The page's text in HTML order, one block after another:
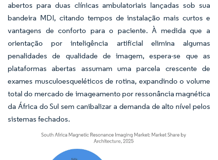
abertos para duas clínicas ambulatoriais lançadas sob sua
bandeira MDI, citando tempos de instalação mais curtos e
vantagens de conforto para o paciente. À medida que a
orientação por inteligência artificial elimina algumas
penalidades de qualidade de imagem, espera-se que as
plataformas abertas assumam uma parcela crescente de
exames musculoesqueléticos de rotina, expandindo o volume
total do mercado de imageamento por ressonância magnética
da África do Sul sem canibalizar a demanda de alto nível pelos
sistemas fechados.